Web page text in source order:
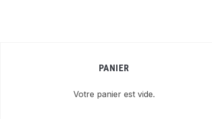
PANIER
Votre panier est vide.